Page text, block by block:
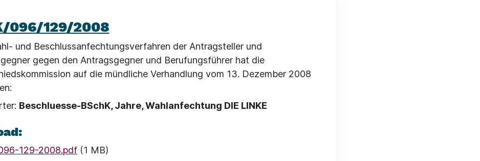
096/129/2008
und Beschlussanfechtungsverfahren der Antragsteller und
gegen den Antragsgegner und Berufungsführer hat die
auf die mündliche Verhandlung vom 13. Dezember 2008
Beschluesse-BSchK, Jahre, Wahlanfechtung DIE LINKE
129-2008.pdf (1 MB)